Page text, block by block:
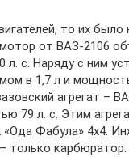
то их было
от ВАЗ-2106
с. Наряду с ним
в 1,7 л и
агрегат –
79 л. с. Этим
Фабула» 4х4.
только